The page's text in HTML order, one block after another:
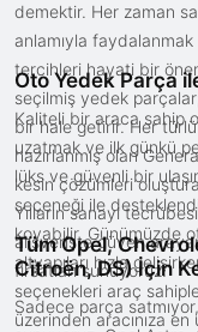
demektir. Her zaman
anlamıyla faydalanmak
tercihleri hayati bir
seçilmiş yedek
bir hale getirir. Her
hazırlanmış olan
kesin çözümleri
Yılların sanayi
alışverişte güven
fırsatları sunuyoruz.
Oto Yedek Parça
Kaliteli bir araca sahip
uzatmak ve ilk günkü
lüks ve güvenli bir
seçeneği ile
koyabilir. Günümüzde
altyapıları hızla
seçenekleri araç
üzerinden aracınıza
Tüm Opel,
Citroën, DS) İçin
Sadece parça